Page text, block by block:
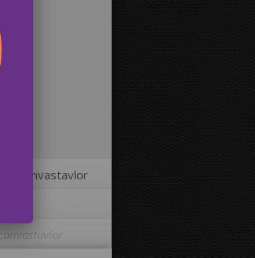
på canvastavlor
på kanterna av din